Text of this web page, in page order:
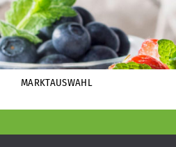
MARKTAUSWAHL